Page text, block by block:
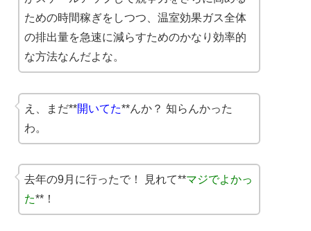
ための時間稼ぎをしつつ、温室効果ガス全体
の排出量を急速に減らすためのかなり効率的
な方法なんだよな。
え、まだ**開いてた**んか？ 知らんかった
わ。
去年の9月に行ったで！ 見れて**マジでよかっ
た**！